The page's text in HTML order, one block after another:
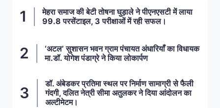
मेहरा समाज की बेटी तोषना घुड़ाले ने पीएनएसटी में लाया
99.8 परसेंटाइल, 3 परीक्षाओं में रही सफल।
‘अटल’ सुशासन भवन ग्राम पंचायत अंधारियाँ का विधायक
मा.डॉ. योगेश पंडाग्रे ने किया लोकार्पण
डॉ. अंबेडकर प्रतिमा स्थल पर निर्माण सामाग्री से फैली
गंदगी, दलित नेत्री सीमा अतुलकर ने दिया आंदोलन का
अल्टीमेटम।